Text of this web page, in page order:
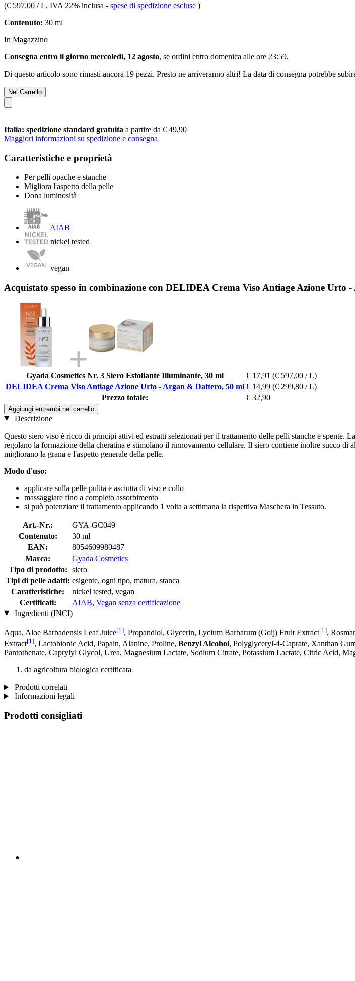
(€ 597,00 / L, IVA 22% inclusa - spese di spedizione escluse )
Contenuto: 30 ml
In Magazzino
Consegna entro il giorno mercoledì, 12 agosto, se ordini entro domenica alle ore 23:59.
Di questo articolo sono rimasti ancora 19 pezzi. Presto ne arriveranno altri! La data di consegna potrebbe
Nel Carrello
Italia: spedizione standard gratuita a partire da € 49,90
Maggiori informazioni su spedizione e consegna
Caratteristiche e proprietà
Per pelli opache e stanche
Migliora l'aspetto della pelle
Dona luminosità
AIAB
nickel tested
vegan
Acquistato spesso in combinazione con DELIDEA Crema Viso Antiage Azione Urto
Gyada Cosmetics Nr. 3 Siero Esfoliante Illuminante, 30 ml € 17,91 (€ 597,00 / L)
DELIDEA Crema Viso Antiage Azione Urto - Argan & Dattero, 50 ml € 14,99 (€ 299,80 / L)
Prezzo totale:
€ 32,90
Aggiungi entrambi nel carrello
Descrizione
Questo siero viso è ricco di principi attivi ed estratti selezionati per il trattamento delle pelli stanche e
regolano la formazione della cheratina e stimolano il rinnovamento cellulare. Il siero contiene inoltre succo
migliorano la grana e l'aspetto generale della pelle.
Modo d'uso:
applicare sulla pelle pulita e asciutta di viso e collo
massaggiare fino a completo assorbimento
si può potenziare il trattamento applicando 1 volta a settimana la rispettiva Maschera in Tessuto.
Art.-Nr.:
GYA-GC049
Contenuto:
30 ml
EAN:
8054609980487
Marca:
Gyada Cosmetics
Tipo di prodotto: siero
Tipi di pelle adatti: esigente, ogni tipo, matura, stanca
Caratteristiche:
nickel tested, vegan
Certificati:
AIAB, Vegan senza certificazione
Ingredienti (INCI)
Aqua, Aloe Barbadensis Leaf Juice[1], Propandiol, Glycerin, Lycium Barbarum (Goij) Fruit Extract[1],
Extract[1], Lactobionic Acid, Papain, Alanine, Proline, Benzyl Alcohol, Polyglyceryl-4-Caprate, Xanthan
Pantothenate, Caprylyl Glycol, Urea, Magnesium Lactate, Sodium Citrate, Potassium Lactate, Citric Acid,
da agricoltura biologica certificata
Prodotti correlati
Informazioni legali
Prodotti consigliati